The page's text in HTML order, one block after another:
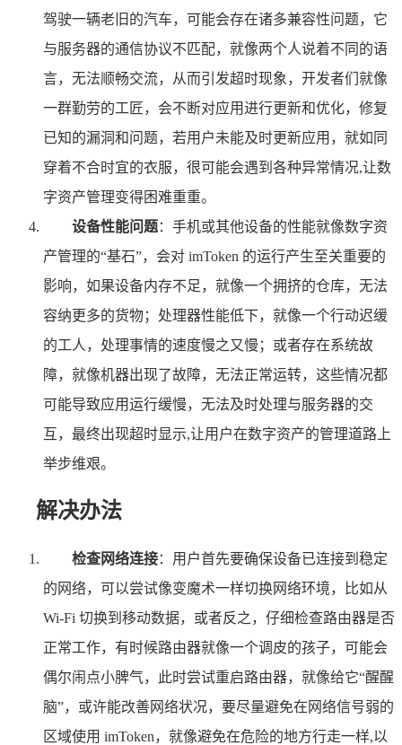
驾驶一辆老旧的汽车，可能会存在诸多兼容性问题，它
与服务器的通信协议不匹配，就像两个人说着不同的语
言，无法顺畅交流，从而引发超时现象，开发者们就像
一群勤劳的工匠，会不断对应用进行更新和优化，修复
已知的漏洞和问题，若用户未能及时更新应用，就如同
穿着不合时宜的衣服，很可能会遇到各种异常情况,让数
字资产管理变得困难重重。
设备性能问题：手机或其他设备的性能就像数字资
产管理的“基石”，会对 imToken 的运行产生至关重要的
影响，如果设备内存不足，就像一个拥挤的仓库，无法
容纳更多的货物；处理器性能低下，就像一个行动迟缓
的工人，处理事情的速度慢之又慢；或者存在系统故
障，就像机器出现了故障，无法正常运转，这些情况都
可能导致应用运行缓慢，无法及时处理与服务器的交
互，最终出现超时显示,让用户在数字资产的管理道路上
举步维艰。
解决办法
检查网络连接：用户首先要确保设备已连接到稳定
的网络，可以尝试像变魔术一样切换网络环境，比如从
Wi-Fi 切换到移动数据，或者反之，仔细检查路由器是否
正常工作，有时候路由器就像一个调皮的孩子，可能会
偶尔闹点小脾气，此时尝试重启路由器，就像给它“醒醒
脑”，或许能改善网络状况，要尽量避免在网络信号弱的
区域使用 imToken，就像避免在危险的地方行走一样,以